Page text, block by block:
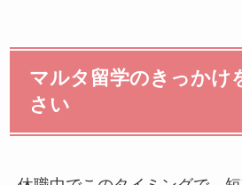
マルタ留学のきっかけ
さい